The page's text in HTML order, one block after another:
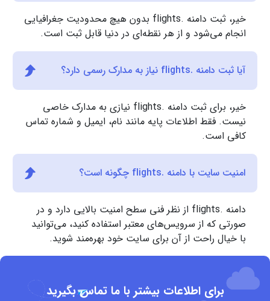
خیر، ثبت دامنه .flights بدون هیچ محدودیت جغرافیایی
انجام می‌شود و از هر نقطه‌ای در دنیا قابل ثبت است.
آیا ثبت دامنه .flights نیاز به مدارک رسمی دارد؟
خیر، برای ثبت دامنه .flights نیازی به مدارک خاصی
نیست. فقط اطلاعات پایه مانند نام، ایمیل و شماره تماس
کافی است.
امنیت سایت با دامنه .flights چگونه است؟
دامنه .flights از نظر فنی سطح امنیت بالایی دارد و در
صورتی که از سرویس‌های معتبر استفاده کنید، می‌توانید
با خیال راحت از آن برای سایت خود بهره‌مند شوید.
برای اطلاعات بیشتر با ما تماس بگیرید